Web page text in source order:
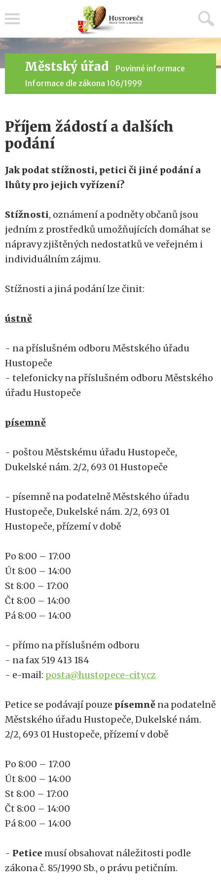
Městský úřad
Povinné informace
Informace dle zákona 106/1999
Příjem žádostí a dalších
podání
Jak podat stížnosti, petici či jiné podání a
lhůty pro jejich vyřízení?
Stížnosti, oznámení a podněty občanů jsou
jedním z prostředků umožňujících domáhat se
nápravy zjištěných nedostatků ve veřejném i
individuálním zájmu.
Stížnosti a jiná podání lze činit:
ústně
- na příslušném odboru Městského úřadu
Hustopeče
- telefonicky na příslušném odboru Městského
úřadu Hustopeče
písemně
- poštou Městskému úřadu Hustopeče,
Dukelské nám. 2/2, 693 01 Hustopeče
- písemně na podatelně Městského úřadu
Hustopeče, Dukelské nám. 2/2, 693 01
Hustopeče, přízemí v době
Po 8:00 – 17:00
Út 8:00 – 14:00
St 8:00 – 17:00
Čt 8:00 – 14:00
Pá 8:00 – 14:00
- přímo na příslušném odboru
- na fax 519 413 184
- e-mail: posta@hustopece-city.cz
Petice se podávají pouze písemně na podatelně
Městského úřadu Hustopeče, Dukelské nám.
2/2, 693 01 Hustopeče, přízemí v době
Po 8:00 – 17:00
Út 8:00 – 14:00
St 8:00 – 17:00
Čt 8:00 – 14:00
Pá 8:00 – 14:00
- Petice musí obsahovat náležitosti podle
zákona č. 85/1990 Sb., o právu petičním.